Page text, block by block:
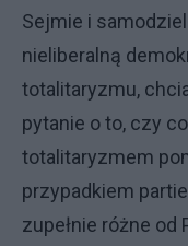
Sejmie i
nieliberalną
totalitaryzmu,
pytanie o to, czy
totalitaryzmem
przypadkiem
zupełnie różne od